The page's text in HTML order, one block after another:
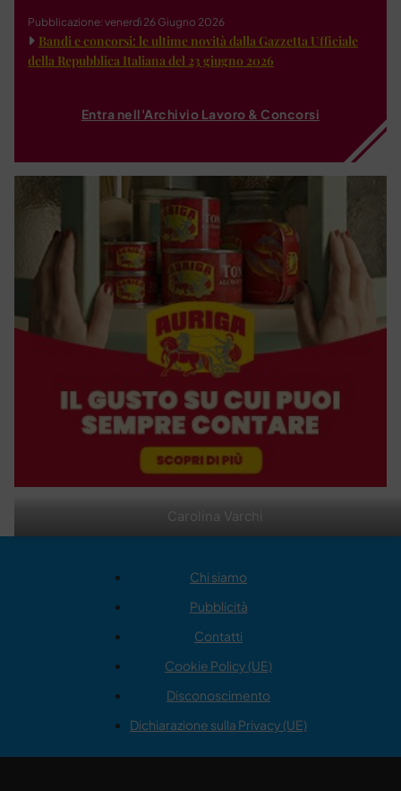
Carolina Varchi
Pubblicazione: venerdì 26 Giugno 2026
Bandi e concorsi: le ultime novità dalla Gazzetta Ufficiale
della Repubblica Italiana del 23 giugno 2026
Entra nell'Archivio Lavoro & Concorsi
Chi siamo
Pubblicità
Contatti
Cookie Policy (UE)
Disconoscimento
Dichiarazione sulla Privacy (UE)